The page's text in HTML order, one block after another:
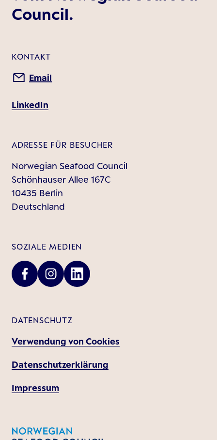
Council.
KONTAKT
Email
LinkedIn
ADRESSE FÜR BESUCHER
Norwegian Seafood Council
Schönhauser Allee 167C
10435 Berlin
Deutschland
SOZIALE MEDIEN
DATENSCHUTZ
Verwendung von Cookies
Datenschutzerklärung
Impressum